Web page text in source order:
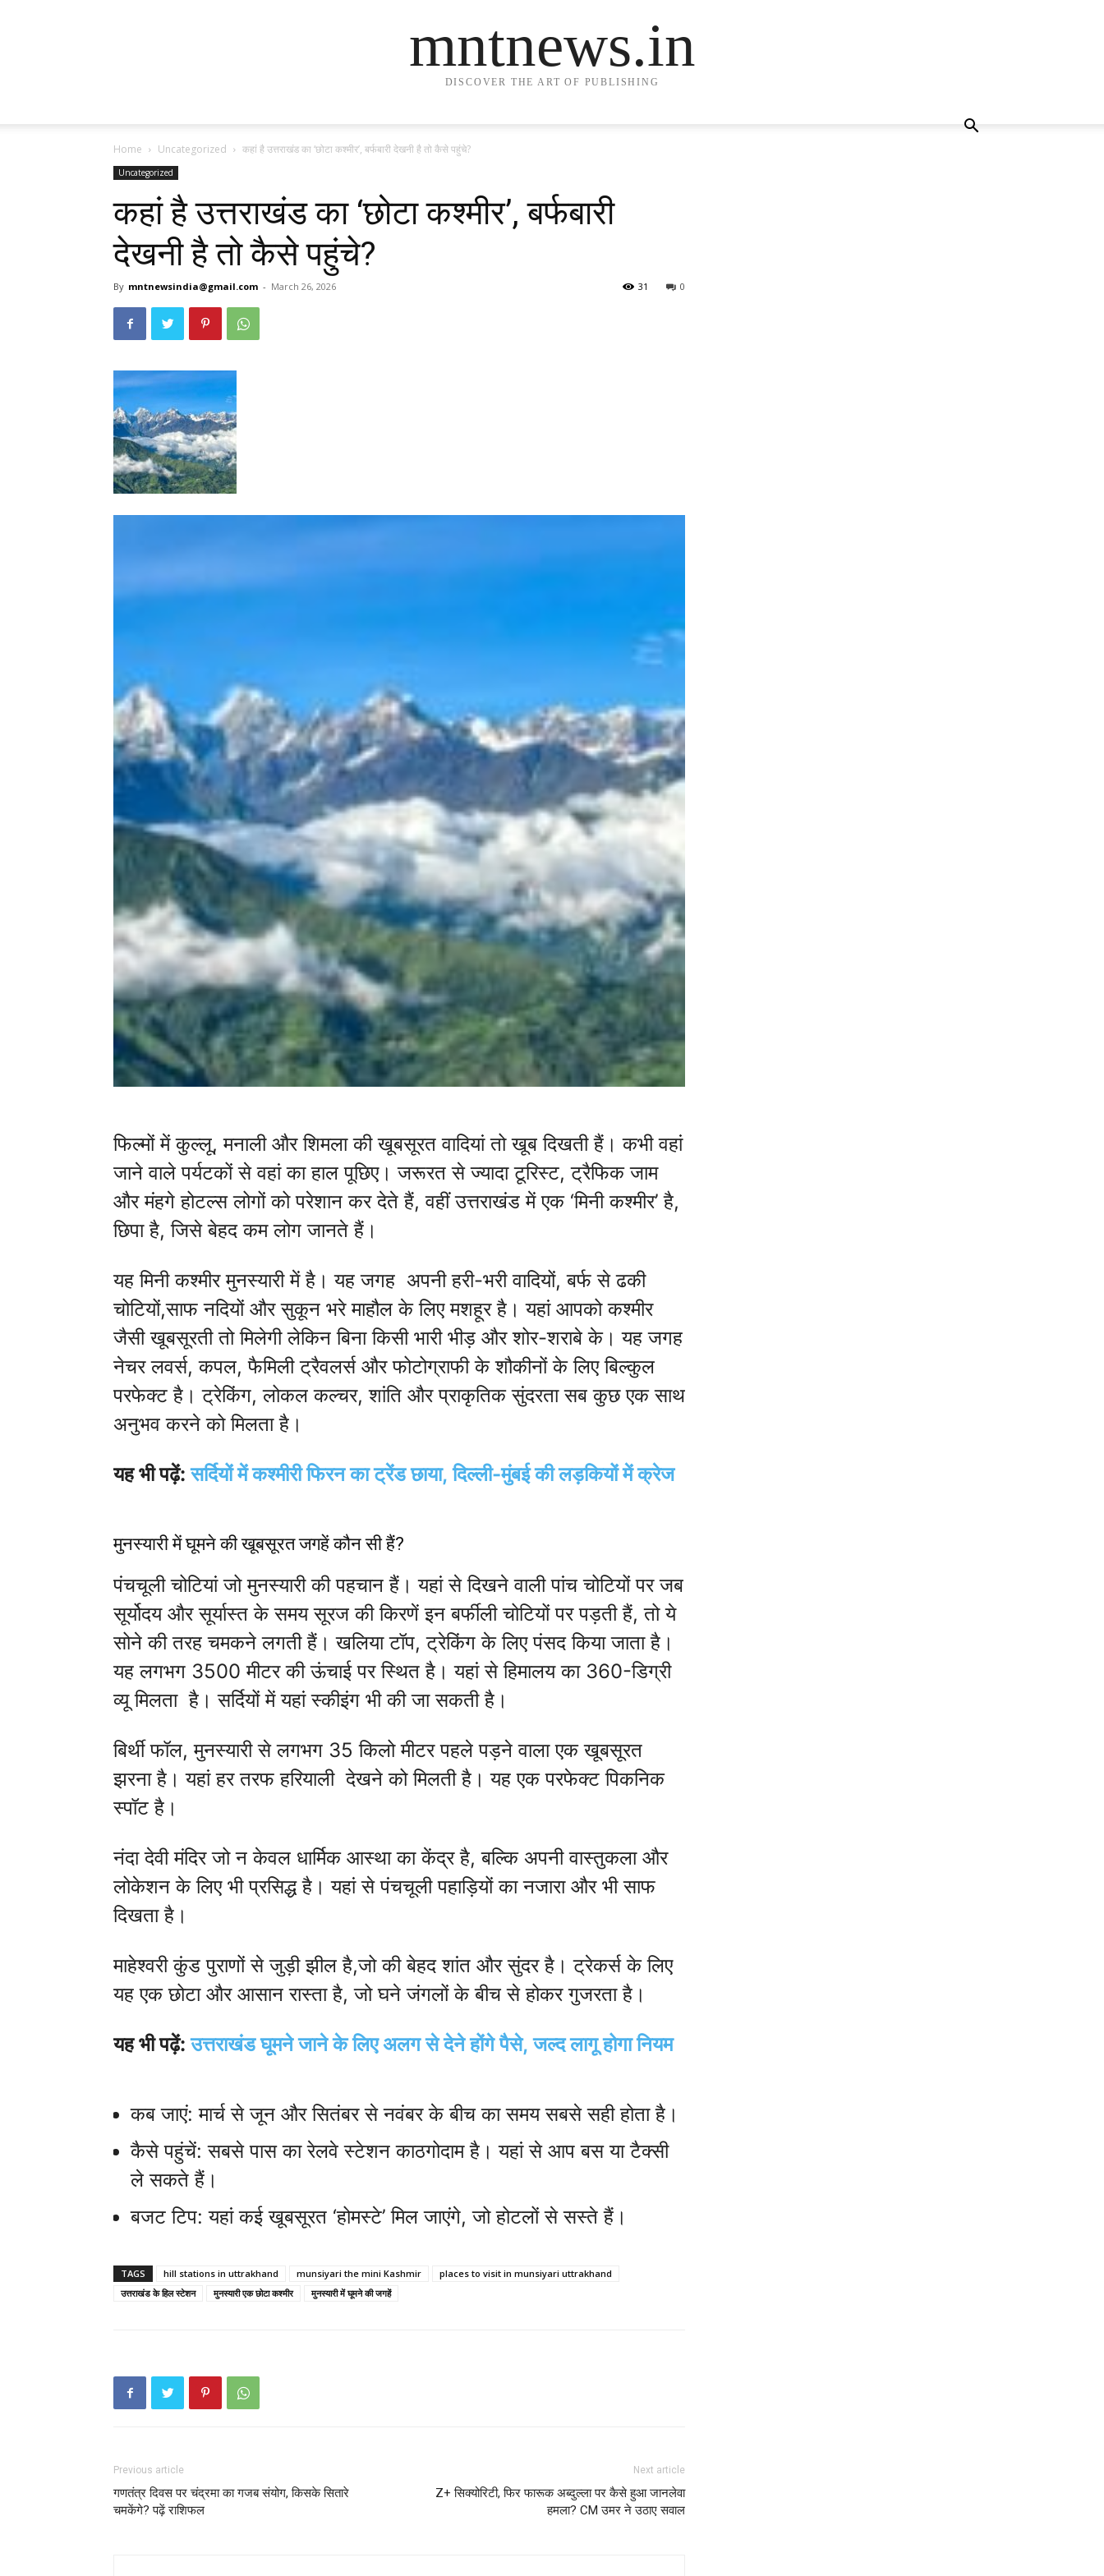
mntnews.in
DISCOVER THE ART OF PUBLISHING
Home Uncategorized कहां है उत्तराखंड का ‘छोटा कश्मीर’, बर्फबारी देखनी है तो कैसे पहुंचे?
Uncategorized
कहां है उत्तराखंड का ‘छोटा कश्मीर’, बर्फबारी
देखनी है तो कैसे पहुंचे?
By mntnewsindia@gmail.com - March 26, 2026 0
31
फिल्मों में कुल्लू, मनाली और शिमला की खूबसूरत वादियां तो खूब दिखती हैं। कभी वहां
जाने वाले पर्यटकों से वहां का हाल पूछिए। जरूरत से ज्यादा टूरिस्ट, ट्रैफिक जाम
और मंहगे होटल्स लोगों को परेशान कर देते हैं, वहीं उत्तराखंड में एक ‘मिनी कश्मीर’ है,
छिपा है, जिसे बेहद कम लोग जानते हैं।
यह मिनी कश्मीर मुनस्यारी में है। यह जगह अपनी हरी-भरी वादियों, बर्फ से ढकी
चोटियों,साफ नदियों और सुकून भरे माहौल के लिए मशहूर है। यहां आपको कश्मीर
जैसी खूबसूरती तो मिलेगी लेकिन बिना किसी भारी भीड़ और शोर-शराबे के। यह जगह
नेचर लवर्स, कपल, फैमिली ट्रैवलर्स और फोटोग्राफी के शौकीनों के लिए बिल्कुल
परफेक्ट है। ट्रेकिंग, लोकल कल्चर, शांति और प्राकृतिक सुंदरता सब कुछ एक साथ
अनुभव करने को मिलता है।
यह भी पढ़ें:सर्दियों में कश्मीरी फिरन का ट्रेंड छाया, दिल्ली-मुंबई की लड़कियों में क्रेज
मुनस्यारी में घूमने की खूबसूरत जगहें कौन सी हैं?
पंचचूली चोटियां जो मुनस्यारी की पहचान हैं। यहां से दिखने वाली पांच चोटियों पर जब
सूर्योदय और सूर्यास्त के समय सूरज की किरणें इन बर्फीली चोटियों पर पड़ती हैं, तो ये
सोने की तरह चमकने लगती हैं। खलिया टॉप, ट्रेकिंग के लिए पंसद किया जाता है।
यह लगभग 3500 मीटर की ऊंचाई पर स्थित है। यहां से हिमालय का 360-डिग्री
व्यू मिलता है। सर्दियों में यहां स्कीइंग भी की जा सकती है।
बिर्थी फॉल, मुनस्यारी से लगभग 35 किलो मीटर पहले पड़ने वाला एक खूबसूरत
झरना है। यहां हर तरफ हरियाली देखने को मिलती है। यह एक परफेक्ट पिकनिक
स्पॉट है।
नंदा देवी मंदिर जो न केवल धार्मिक आस्था का केंद्र है, बल्कि अपनी वास्तुकला और
लोकेशन के लिए भी प्रसिद्ध है। यहां से पंचचूली पहाड़ियों का नजारा और भी साफ
दिखता है।
माहेश्वरी कुंड पुराणों से जुड़ी झील है,जो की बेहद शांत और सुंदर है। ट्रेकर्स के लिए
यह एक छोटा और आसान रास्ता है, जो घने जंगलों के बीच से होकर गुजरता है।
यह भी पढ़ें:उत्तराखंड घूमने जाने के लिए अलग से देने होंगे पैसे, जल्द लागू होगा नियम
कब जाएं: मार्च से जून और सितंबर से नवंबर के बीच का समय सबसे सही होता है।
कैसे पहुंचें: सबसे पास का रेलवे स्टेशन काठगोदाम है। यहां से आप बस या टैक्सी
ले सकते हैं।
बजट टिप: यहां कई खूबसूरत ‘होमस्टे’ मिल जाएंगे, जो होटलों से सस्ते हैं।
TAGS hill stations in uttrakhand munsiyari the mini Kashmir
places to visit in munsiyari uttrakhand
उत्तराखंड के हिल स्टेशन
मुनस्यारी एक छोटा कश्मीर मुनस्यारी में घूमने की जगहें
Previous article
गणतंत्र दिवस पर चंद्रमा का गजब संयोग, किसके सितारे
चमकेंगे? पढ़ें राशिफल
Next article
Z+ सिक्योरिटी, फिर फारूक अब्दुल्ला पर कैसे हुआ जानलेवा
हमला? CM उमर ने उठाए सवाल